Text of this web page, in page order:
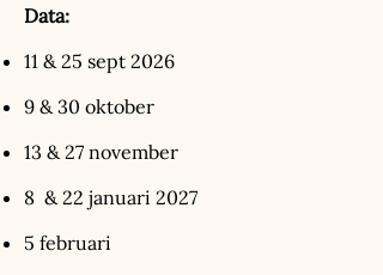
Data:
11 & 25 sept 2026
9 & 30 oktober
13 & 27 november
8 & 22 januari 2027
5 februari